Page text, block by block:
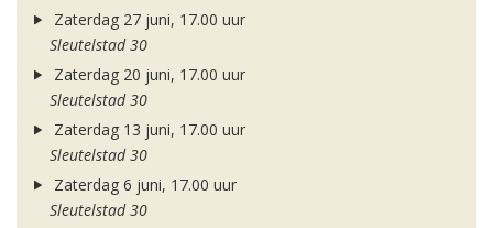
Zaterdag 27 juni, 17.00 uur
Sleutelstad 30
Zaterdag 20 juni, 17.00 uur
Sleutelstad 30
Zaterdag 13 juni, 17.00 uur
Sleutelstad 30
Zaterdag 6 juni, 17.00 uur
Sleutelstad 30